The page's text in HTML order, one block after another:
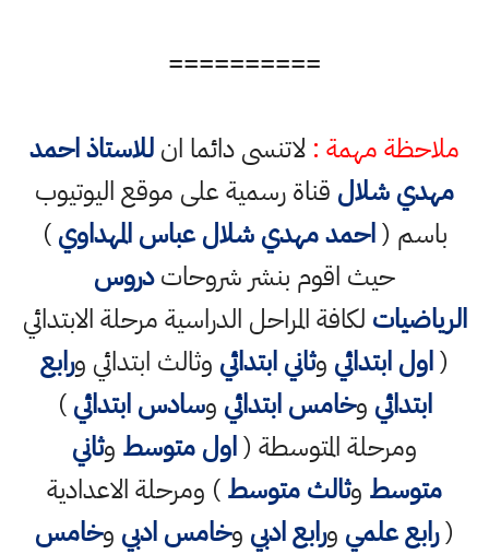
==========
ملاحظة مهمة : لاتنسى دائما انللاستاذ احمد
مهدي شلال قناة رسمية على موقع اليوتيوب
باسم (احمد مهدي شلال عباس المهداوي)
حيث اقوم بنشر شروحاتدروس
الرياضيات لكافة المراحل الدراسية مرحلة الابتدائي
(اول ابتدائي وثاني ابتدائي وثالث ابتدائي ورابع
ابتدائي وخامس ابتدائي وسادس ابتدائي)
ومرحلة المتوسطة (اول متوسط وثاني
متوسط وثالث متوسط) ومرحلة الاعدادية
(رابع علمي ورابع ادبي وخامس ادبي وخامس